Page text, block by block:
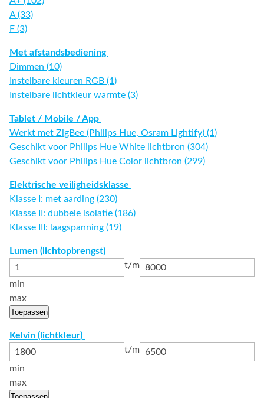
A (33)
F (3)
Met afstandsbediening
Dimmen (10)
Instelbare kleuren RGB (1)
Instelbare lichtkleur warmte (3)
Tablet / Mobile / App
Werkt met ZigBee (Philips Hue, Osram Lightify) (1)
Geschikt voor Philips Hue White lichtbron (304)
Geschikt voor Philips Hue Color lichtbron (299)
Elektrische veiligheidsklasse
Klasse I: met aarding (230)
Klasse II: dubbele isolatie (186)
Klasse III: laagspanning (19)
Lumen (lichtopbrengst)
t/m
min
max
Toepassen
Kelvin (lichtkleur)
t/m
min
max